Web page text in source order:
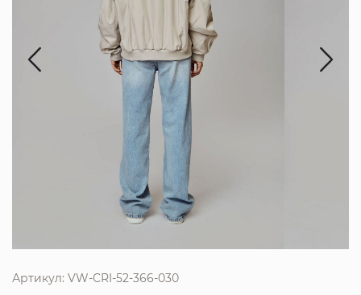
Артикул: VW-CRI-52-366-030